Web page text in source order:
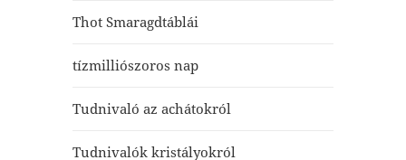
Thot Smaragdtáblái
tízmilliószoros nap
Tudnivaló az achátokról
Tudnivalók kristályokról